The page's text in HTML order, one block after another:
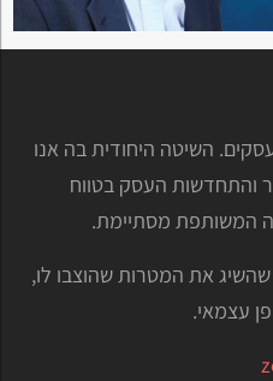
השיטה היחודית בה אנו
והתחדשות העסק בטווח
המשותפת מסתיימת.
את המטרות שהוצבו לו,
עצמאי.